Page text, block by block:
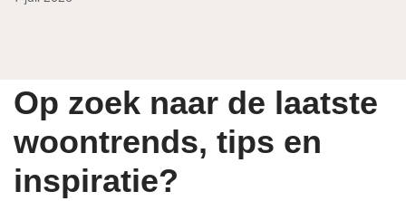
Op zoek naar de laatste
woontrends, tips en
inspiratie?